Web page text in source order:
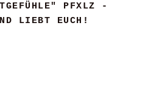
PFXLZ -
LIEBT EUCH!